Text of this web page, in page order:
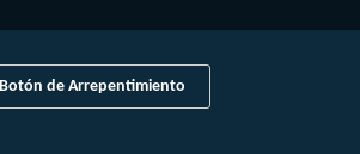
Botón de Arrepentimiento